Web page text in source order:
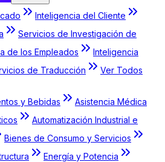
Inteligencia del Cliente
Servicios de Investigación de
de los Empleados
Inteligencia
de Traducción
Ver Todos
y Bebidas
Asistencia Médica
Automatización Industrial e
Bienes de Consumo y Servicios
Energía y Potencia